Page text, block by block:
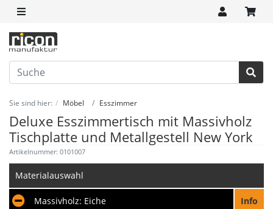
Sie sind hier: Möbel Esszimmer
Deluxe Esszimmertisch mit Massivholz
Tischplatte und Metallgestell New York
Artikelnummer: 0101007
Materialauswahl
Massivholz: Eiche Info